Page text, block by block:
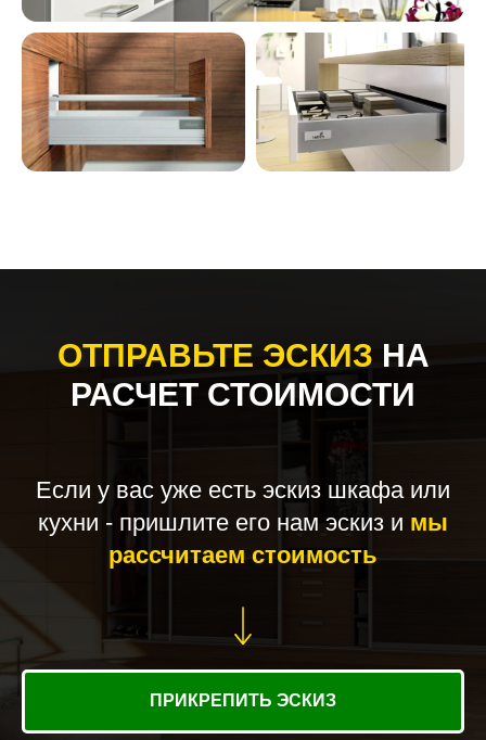
ОТПРАВЬТЕ ЭСКИЗ НА
РАСЧЕТ СТОИМОСТИ
Если у вас уже есть эскиз шкафа или
кухни - пришлите его нам эскиз и мы
рассчитаем стоимость
ПРИКРЕПИТЬ ЭСКИЗ